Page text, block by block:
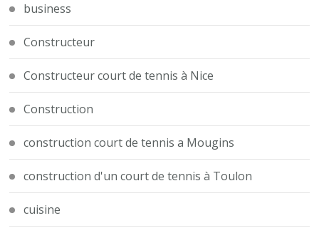
business
Constructeur
Constructeur court de tennis à Nice
Construction
construction court de tennis a Mougins
construction d'un court de tennis à Toulon
cuisine